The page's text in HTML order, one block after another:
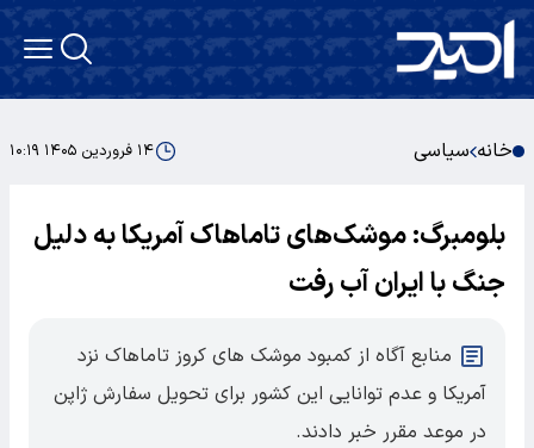
خانه سیاسی ۱۴ فروردین ۱۴۰۵ ۱۰:۱۹
بلومبرگ: موشک‌های تاماهاک آمریکا به دلیل
جنگ با ایران آب رفت
منابع آگاه از کمبود موشک های کروز تاماهاک نزد
آمریکا و عدم توانایی این کشور برای تحویل سفارش ژاپن
در موعد مقرر خبر دادند.